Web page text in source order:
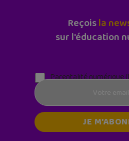
Reçoisla
sur l'éducation
Parentalité numérique